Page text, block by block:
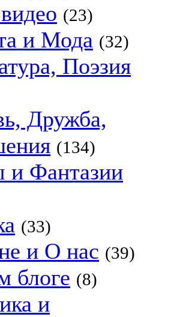
(23)
и Мода (32)
Поэзия
Дружба,
(134)
и Фантазии
(33)
и О нас (39)
блоге (8)
и